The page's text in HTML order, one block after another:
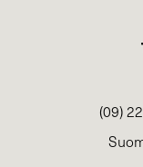
(09)